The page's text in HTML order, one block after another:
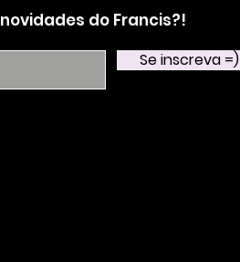
do Francis?!
Se inscreva =)